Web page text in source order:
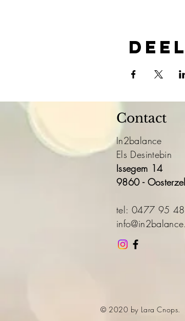
Contact
In2balance
Els Desintebin
Issegem 14
9860 -
tel: 0477 95
© 2020 by Lara Cnops.